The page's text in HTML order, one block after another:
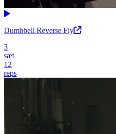
Dumbbell Reverse Fly
3
sæt
12
reps